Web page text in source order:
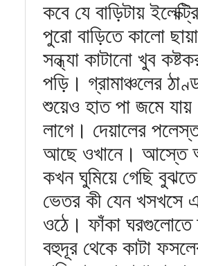
কবে যে বাড়িটায়
পুরো বাড়িতে কালো
সন্ধ্যা কাটানো খুব
পড়ি। গ্রামাঞ্চলের
শুয়েও হাত পা জমে
লাগে। দেয়ালের
আছে ওখানে। আস্তে
কখন ঘুমিয়ে গেছি
ভেতর কী যেন খসখসে
ওঠে। ফাঁকা ঘরগুলোতে
বহুদূর থেকে কাটা